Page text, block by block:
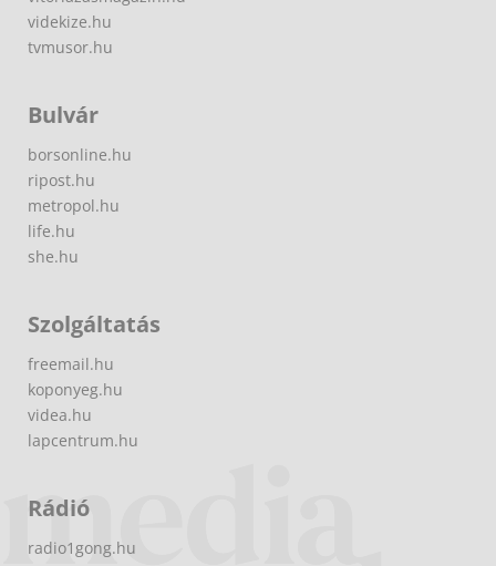
videkize.hu
tvmusor.hu
Bulvár
borsonline.hu
ripost.hu
metropol.hu
life.hu
she.hu
Szolgáltatás
freemail.hu
koponyeg.hu
videa.hu
lapcentrum.hu
Rádió
radio1gong.hu